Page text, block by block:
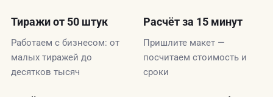
Тиражи от 50 штук
Работаем с бизнесом: от
малых тиражей до
десятков тысяч
Расчёт за 15 минут
Пришлите макет —
посчитаем стоимость и
сроки